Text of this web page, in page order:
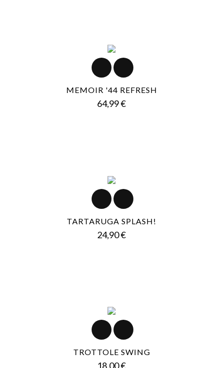
MEMOIR '44 REFRESH
64,99 €Prezzo
TARTARUGA SPLASH!
24,90 €Prezzo
TROTTOLE SWING
18,00 €Prezzo